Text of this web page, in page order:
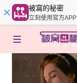
被窩的秘密
立刻使用官方APP